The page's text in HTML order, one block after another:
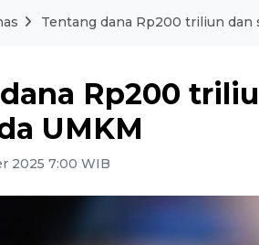
Tentang dana Rp200 triliun dan
Rp200
UMKM
2025 7:00 WIB